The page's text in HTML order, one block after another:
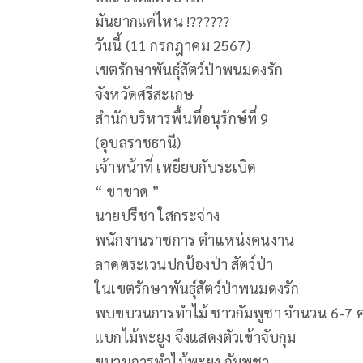
มันยากแค่ไหน !??????
วันนี้ (11 กรกฎาคม 2567)
เขตรักษาพันธุ์สัตว์ป่าพนมดงรัก
จังหวัดศรีสะเกษ
สำนักบริหารพื้นที่อนุรักษ์ที่ 9
(อุบลราชธานี)
เจ้าหน้าที่ เหยียบกับระเบิด
“ ขาขาด ”
นายปรีชา ใสกระจ่าง
พนักงานราชการ ตำแหน่งคนงาน
ลาดตระเวนปกป้องป่า สัตว์ป่า
ในเขตรักษาพันธุ์สัตว์ป่าพนมดงรัก
พบขบวนการทำไม้ ชาวกัมพูชา จำนวน 6-7
แบกไม้พะยูง จึงแสดงตัวเข้าจับกุม